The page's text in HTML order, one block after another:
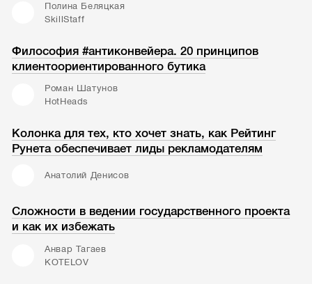
Полина Беляцкая
SkillStaff
Философия #антиконвейера. 20 принципов
клиентоориентированного бутика
Роман Шатунов
HotHeads
Колонка для тех, кто хочет знать, как Рейтинг
Рунета обеспечивает лиды рекламодателям
Анатолий Денисов
Сложности в ведении государственного проекта
и как их избежать
Анвар Тагаев
KOTELOV